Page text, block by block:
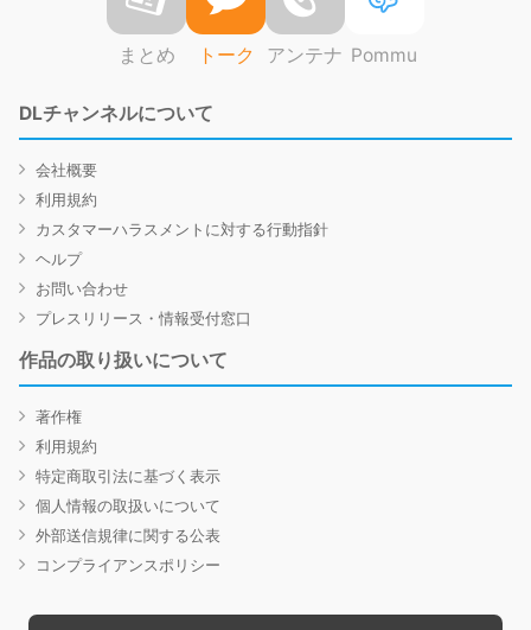
まとめ トーク アンテナ Pommu
DLチャンネルについて
会社概要
利用規約
カスタマーハラスメントに対する行動指針
ヘルプ
お問い合わせ
プレスリリース・情報受付窓口
作品の取り扱いについて
著作権
利用規約
特定商取引法に基づく表示
個人情報の取扱いについて
外部送信規律に関する公表
コンプライアンスポリシー